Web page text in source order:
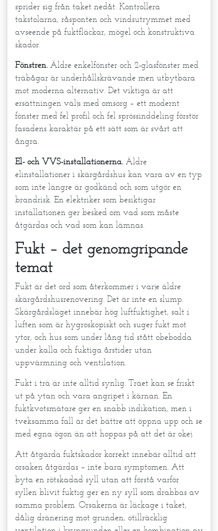
sprider sig från taket nedåt. Kontrollera
takstolarna, råsponten och vindsutrymmet med
avseende på fuktfläckar, mögel och konstruktiva
skador.
Fönstren. Äldre enkelfönster och 2-glasfönster med
träbågar är underhållskrävande men utbytbara
mot moderna alternativ. Det viktiga är att
ersättningen väljs med omsorg – ett modernt
fönster med fel profil och fel sprössinddeling förstör
fasadens karaktär på ett sätt som är svårt att
ångra.
El- och VVS-installationerna. Äldre
elinstallationer i skärgårdshus kan vara av en typ
som inte längre är godkänd och som utgör en
brandrisk. En elektriker som besiktigar
installationen ger besked om vad som måste
åtgärdas och vad som kan lämnas.
Fukt – det genomgripande
temat
Fukt är det ord som återkommer i varje äldre
skärgårdshusrenovering. Det är inte en slump.
Skärgårdsläget innebär hög luftfuktighet, salt i
luften som är hygroskopiskt och suger fukt mot
ytor, och hus som under lång tid stått obebodda
under kalla och fuktiga årstider utan
uppvärmning och ventilation.
Fukt i trä är inte alltid synlig. Träet kan se friskt
ut på ytan och vara angripet i kärnan. En
fuktkvotsmätare ger en snabb indikation, men i
tveksamma fall är det bättre att öppna upp och se
med egna ögon än att hoppas på att det är okej.
Att åtgärda fuktskador korrekt innebär alltid att
orsaken åtgärdas – inte bara symptomen. Att
byta en rötskadad syll utan att förstå varför
syllen blivit fuktig ger en ny syll som drabbas av
samma problem. Orsakerna är läckage i taket,
dålig dränering mot grunden, otillräcklig